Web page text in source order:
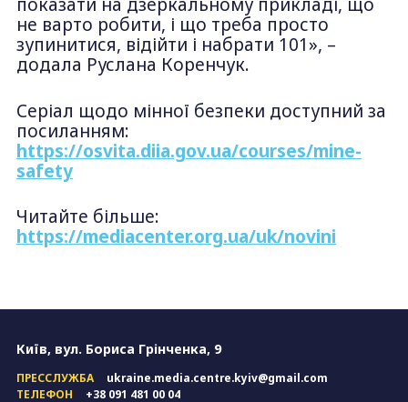
не варто робити, і що треба просто
зупинитися, відійти і набрати 101», –
додала Руслана Коренчук.
Серіал щодо мінної безпеки доступний за
посиланням:
https://osvita.diia.gov.ua/courses/mine-
safety
Читайте більше:
https://mediacenter.org.ua/uk/novini
Київ, вул. Бориса Грінченка, 9
ПРЕССЛУЖБА
ukraine.media.centre.kyiv@gmail.com
ТЕЛЕФОН
+38 091 481 00 04